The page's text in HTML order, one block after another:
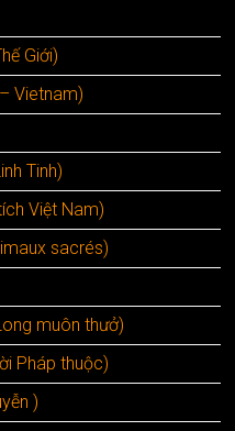
Giới)
Vietnam)
Tinh)
Việt Nam)
sacrés)
muôn thưở)
Pháp thuộc)
)